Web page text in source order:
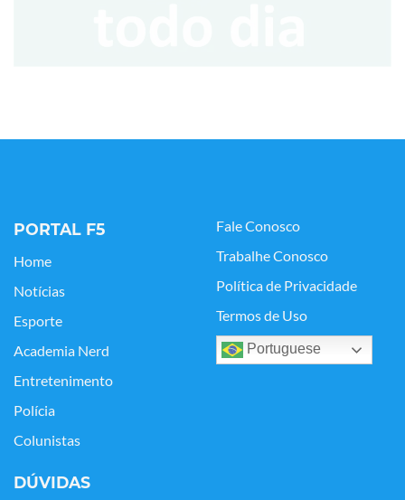
PORTAL F5
Home
Notícias
Esporte
Academia Nerd
Entretenimento
Polícia
Colunistas
Fale Conosco
Trabalhe Conosco
Política de Privacidade
Termos de Uso
Portuguese
DÚVIDAS